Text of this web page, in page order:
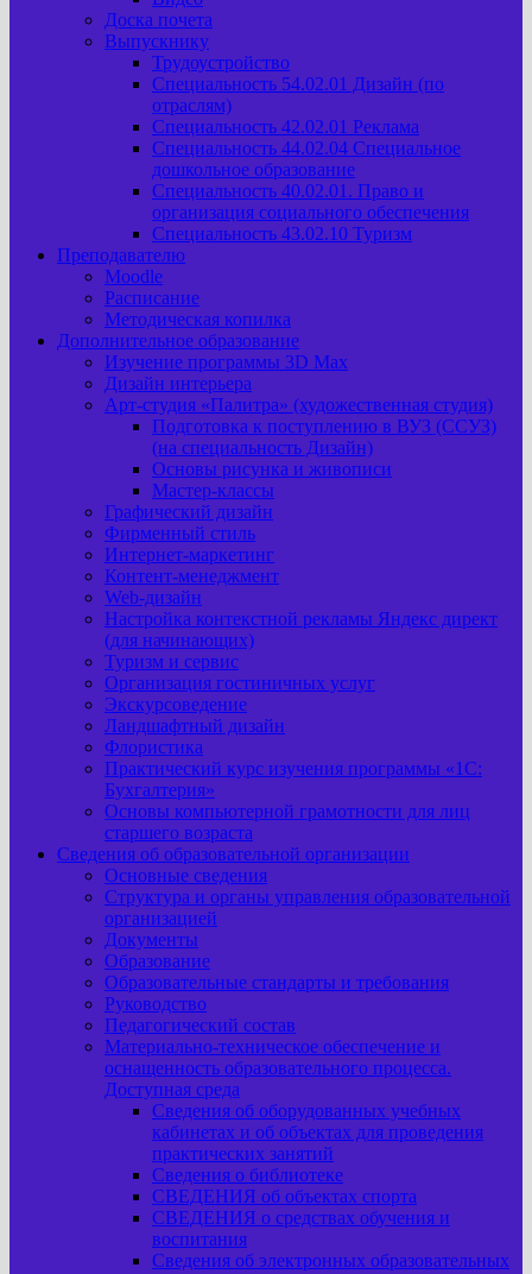
Доска почета
Выпускнику
Трудоустройство
Специальность 54.02.01 Дизайн (по
отраслям)
Специальность 42.02.01 Реклама
Специальность 44.02.04 Специальное
дошкольное образование
Специальность 40.02.01. Право и
организация социального обеспечения
Специальность 43.02.10 Туризм
Преподавателю
Moodle
Расписание
Методическая копилка
Дополнительное образование
Изучение программы 3D Max
Дизайн интерьера
Арт-cтудия «Палитра» (художественная студия)
Подготовка к поступлению в ВУЗ (ССУЗ)
(на специальность Дизайн)
Основы рисунка и живописи
Мастер-классы
Графический дизайн
Фирменный стиль
Интернет-маркетинг
Контент-менеджмент
Web-дизайн
Настройка контекстной рекламы Яндекс директ
(для начинающих)
Туризм и сервис
Организация гостиничных услуг
Экскурсоведение
Ландшафтный дизайн
Флористика
Практический курс изучения программы «1С:
Бухгалтерия»
Основы компьютерной грамотности для лиц
старшего возраста
Сведения об образовательной организации
Основные сведения
Структура и органы управления образовательной
организацией
Документы
Образование
Образовательные стандарты и требования
Руководство
Педагогический состав
Материально-техническое обеспечение и
оснащенность образовательного процесса.
Доступная среда
Сведения об оборудованных учебных
кабинетах и об объектах для проведения
практических занятий
Сведения о библиотеке
СВЕДЕНИЯ об объектах спорта
СВЕДЕНИЯ о средствах обучения и
воспитания
Сведения об электронных образовательных